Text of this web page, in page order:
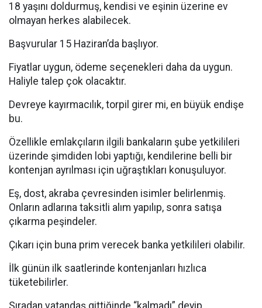
18 yaşını doldurmuş, kendisi ve eşinin üzerine ev
olmayan herkes alabilecek.
Başvurular 15 Haziran’da başlıyor.
Fiyatlar uygun, ödeme seçenekleri daha da uygun.
Haliyle talep çok olacaktır.
Devreye kayırmacılık, torpil girer mi, en büyük endişe
bu.
Özellikle emlakçıların ilgili bankaların şube yetkilileri
üzerinde şimdiden lobi yaptığı, kendilerine belli bir
kontenjan ayrılması için uğraştıkları konuşuluyor.
Eş, dost, akraba çevresinden isimler belirlenmiş.
Onların adlarına taksitli alım yapılıp, sonra satışa
çıkarma peşindeler.
Çıkarı için buna prim verecek banka yetkilileri olabilir.
İlk günün ilk saatlerinde kontenjanları hızlıca
tüketebilirler.